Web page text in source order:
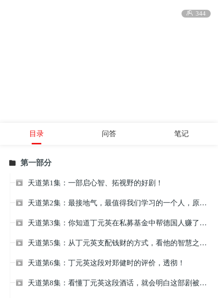
 344
目录 问答 笔记
 第一部分
 天道第1集：一部启心智、拓视野的好剧！
 天道第2集：最接地气，最值得我们学习的一个人，原来是她！
 天道第3集：你知道丁元英在私募基金中帮德国人赚了多少钱吗？
 天道第5集：从丁元英支配钱财的方式，看他的智慧之道！
 天道第6集：丁元英这段对郑健时的评价，透彻！
 天道第8集：看懂丁元英这段酒话，就会明白这部剧被禁的原因了！